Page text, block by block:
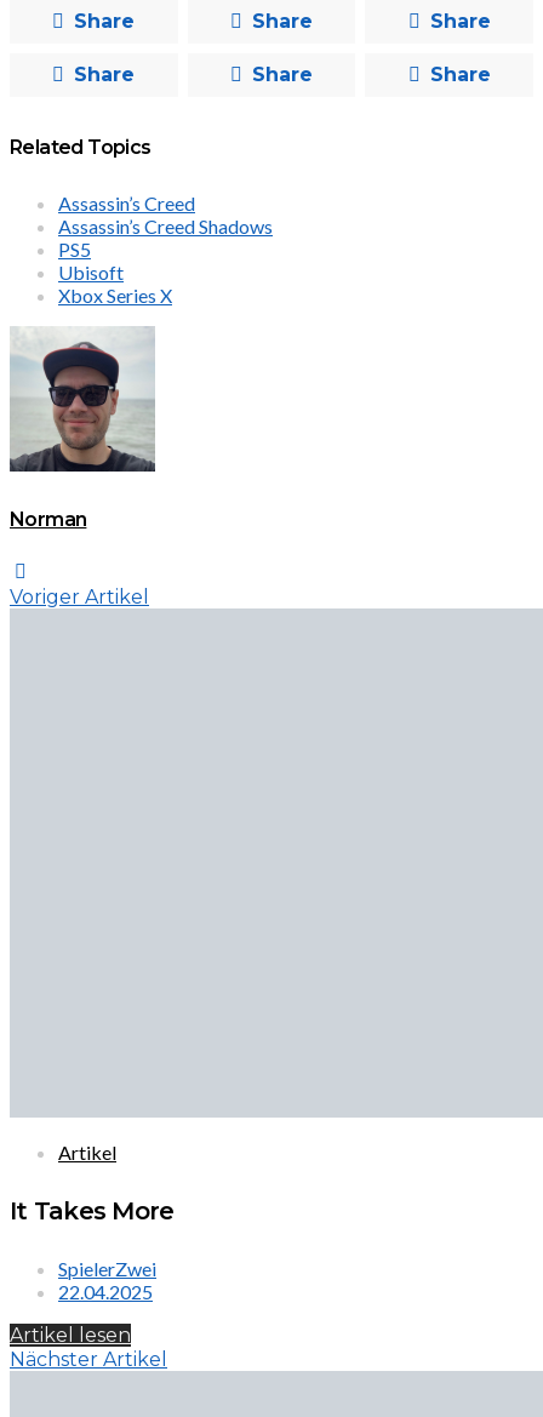
Share Share Share
Share Share Share
Related Topics
Assassin’s Creed
Assassin’s Creed Shadows
PS5
Ubisoft
Xbox Series X
Norman
Voriger Artikel
Artikel
It Takes More
SpielerZwei
22.04.2025
Artikel lesen
Nächster Artikel